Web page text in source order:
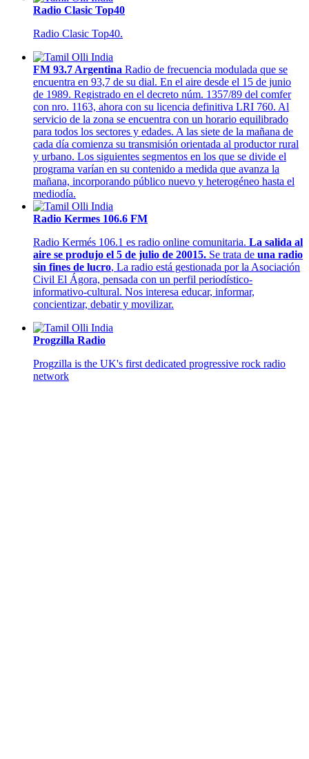
Radio Clasic Top40
Radio Clasic Top40.
FM 93.7 Argentina Radio de frecuencia modulada que se
encuentra en 93,7 de su dial. En el aire desde el 15 de junio
de 1989. Registrado en el decreto núm. 1357/89 del comfer
con nro. 1163, ahora con su licencia definitiva LRI 760. Al
servicio de la zona se encuentra con un horario equilibrado
para todos los sectores y edades. A las siete de la mañana de
cada día comienza su transmisión orientada al productor rural
y urbano. Los siguientes segmentos en los que se divide el
programa varían en su contenido a medida que avanza la
mañana, incorporando público nuevo y heterogéneo hasta el
mediodía.
Radio Kermes 106.6 FM
Radio Kermés 106.1 es radio online comunitaria. La salida al
aire se produjo el 5 de julio de 20015. Se trata de una radio
sin fines de lucro, La radio está gestionada por la Asociación
Civil El Ágora, pensada con un perfil periodístico-
informativo-cultural. Nos interesa educar, informar,
concientizar, debatir y movilizar.
Progzilla Radio
Progzilla is the UK's first dedicated progressive rock radio
network